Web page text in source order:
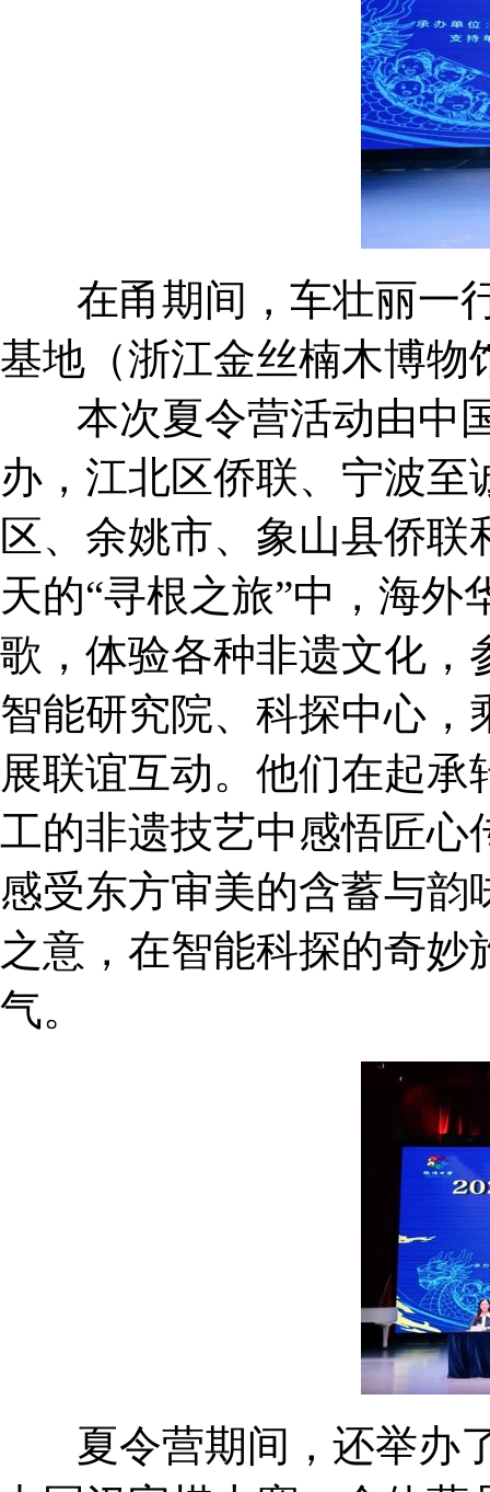
在甬期间，车壮丽一行
基地（浙江金丝楠木博物
本次夏令营活动由中国
办，江北区侨联、宁波
区、余姚市、象山县侨
天的“寻根之旅”中，海
歌，体验各种非遗文化，
智能研究院、科探中心，
展联谊互动。他们在起
工的非遗技艺中感悟匠心
感受东方审美的含蓄与韵
之意，在智能科探的奇
气。
夏令营期间，还举办了